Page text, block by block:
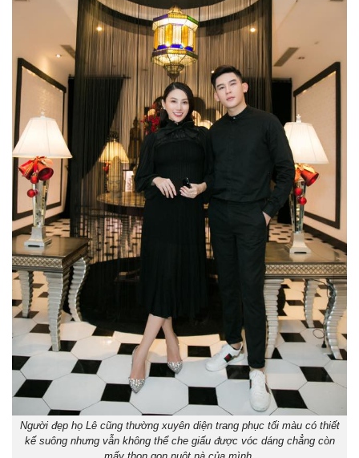
Người đẹp họ Lê cũng thường xuyên diện trang phục tối màu có thiết
kế suông nhưng vẫn không thể che giấu được vóc dáng chẳng còn